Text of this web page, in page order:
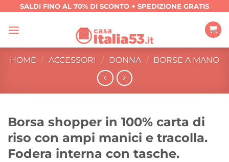
contenuti
SALDI FINO AL 70% DI SCONTO + SPEDIZIONE GRATIS
HOME / ACCESSORI / DONNA / BORSE A MANO
Borsa shopper in 100% carta di
riso con ampi manici e tracolla.
Fodera interna con tasche.